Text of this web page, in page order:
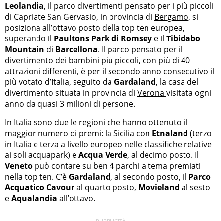
Leolandia, il parco divertimenti pensato per i più piccoli
di Capriate San Gervasio, in provincia di Bergamo, si
posiziona all’ottavo posto della top ten europea,
superando il Paultons Park di Romsey e il Tibidabo
Mountain di Barcellona. Il parco pensato per il
divertimento dei bambini più piccoli, con più di 40
attrazioni differenti, è per il secondo anno consecutivo il
più votato d’Italia, seguito da Gardaland, la casa del
divertimento situata in provincia di Verona visitata ogni
anno da quasi 3 milioni di persone.
In Italia sono due le regioni che hanno ottenuto il
maggior numero di premi: la Sicilia con Etnaland (terzo
in Italia e terza a livello europeo nelle classifiche relative
ai soli acquapark) eAcqua Verde, al decimo posto. Il
Veneto può contare su ben 4 parchi a tema premiati
nella top ten. C’è Gardaland, al secondo posto, il Parco
Acquatico Cavoural quarto posto, Movieland al sesto
eAqualandia all’ottavo.